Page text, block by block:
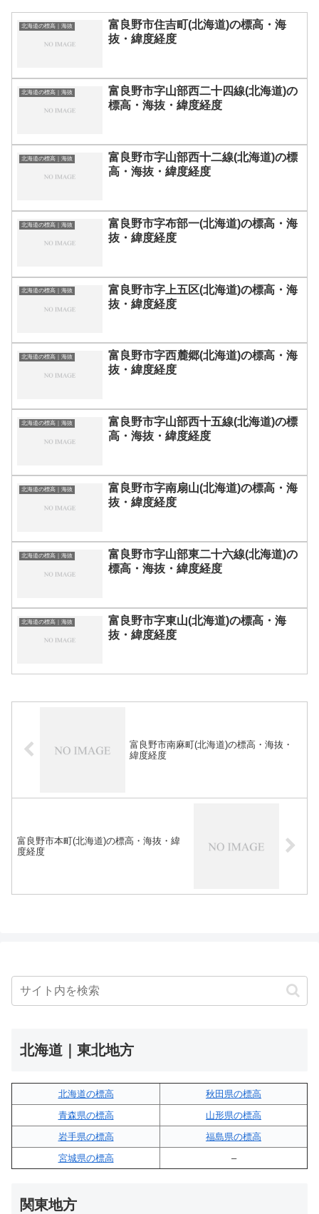
北海道の標高｜海抜
富良野市住吉町(北海道)の標高・海
抜・緯度経度
北海道の標高｜海抜
富良野市字山部西二十四線(北海道)の
標高・海抜・緯度経度
北海道の標高｜海抜
富良野市字山部西十二線(北海道)の標
高・海抜・緯度経度
北海道の標高｜海抜
富良野市字布部一(北海道)の標高・海
抜・緯度経度
北海道の標高｜海抜
富良野市字上五区(北海道)の標高・海
抜・緯度経度
北海道の標高｜海抜
富良野市字西麓郷(北海道)の標高・海
抜・緯度経度
北海道の標高｜海抜
富良野市字山部西十五線(北海道)の標
高・海抜・緯度経度
北海道の標高｜海抜
富良野市字南扇山(北海道)の標高・海
抜・緯度経度
北海道の標高｜海抜
富良野市字山部東二十六線(北海道)の
標高・海抜・緯度経度
北海道の標高｜海抜
富良野市字東山(北海道)の標高・海
抜・緯度経度
富良野市南麻町(北海道)の標高・海抜・
緯度経度
富良野市本町(北海道)の標高・海抜・緯
度経度
北海道｜東北地方
北海道の標高
秋田県の標高
青森県の標高
山形県の標高
岩手県の標高
福島県の標高
宮城県の標高
–
関東地方